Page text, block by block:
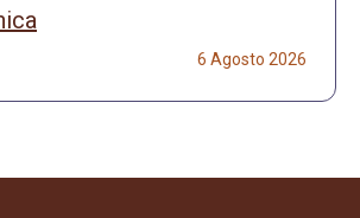
6 Agosto 2026